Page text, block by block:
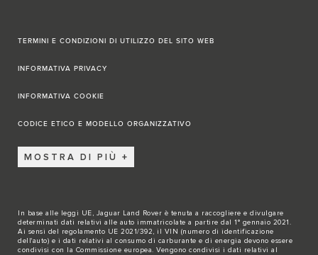
TERMINI E CONDIZIONI DI UTILIZZO DEL SITO WEB
INFORMATIVA PRIVACY
INFORMATIVA COOKIE
CODICE ETICO E MODELLO ORGANIZZATIVO
MOSTRA DI PIÙ
In base alle leggi UE, Jaguar Land Rover è tenuta a raccogliere e divulgare
determinati dati relativi alle auto immatricolate a partire dal 1° gennaio 2021.
Ai sensi del regolamento UE 2021/392, il VIN (numero di identificazione
dell'auto) e i dati relativi al consumo di carburante e di energia devono essere
condivisi con la Commissione europea. Vengono condivisi i dati relativi al